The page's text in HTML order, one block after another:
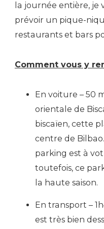
la journée entière, je
prévoir un pique-
restaurants et bars
Comment vous y
En voiture – 50
orientale de
biscaïen, cette
centre de
parking est à
toutefois, ce
la haute saison.
En transport –
est très bien